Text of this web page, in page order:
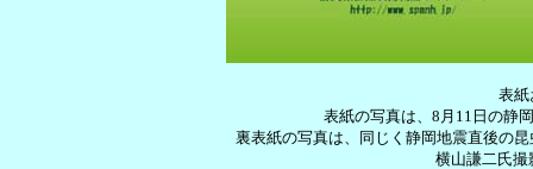
表紙
表紙の写真は、8月11日の静
裏表紙の写真は、同じく静岡地震直後の
横山謙二氏撮